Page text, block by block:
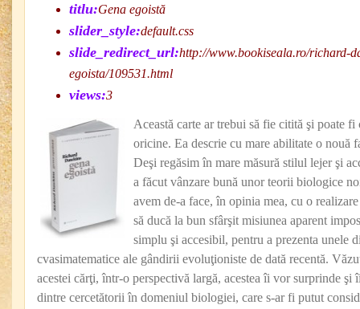
titlu:Gena egoistă
slider_style:default.css
slide_redirect_url:http://www.bookiseala.ro/richard-
egoista/109531.html
views:3
Această carte ar trebui să fie citită şi poate fi
oricine. Ea descrie cu mare abilitate o nouă
Deşi regăsim în mare măsură stilul lejer şi
a făcut vânzare bună unor teorii biologice
avem de-a face, în opinia mea, cu o
să ducă la bun sfârşit misiunea aparent
simplu şi accesibil, pentru a prezenta unele
cvasimatematice ale gândirii evoluţioniste de dată recentă.
acestei cărţi, într-o perspectivă largă, acestea îi vor surprinde
dintre cercetătorii în domeniul biologiei, care s-ar fi putut